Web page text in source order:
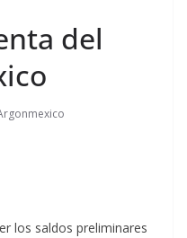
del
los saldos preliminares